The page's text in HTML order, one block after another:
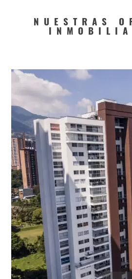
NUESTRAS
Consigna tu propiedad